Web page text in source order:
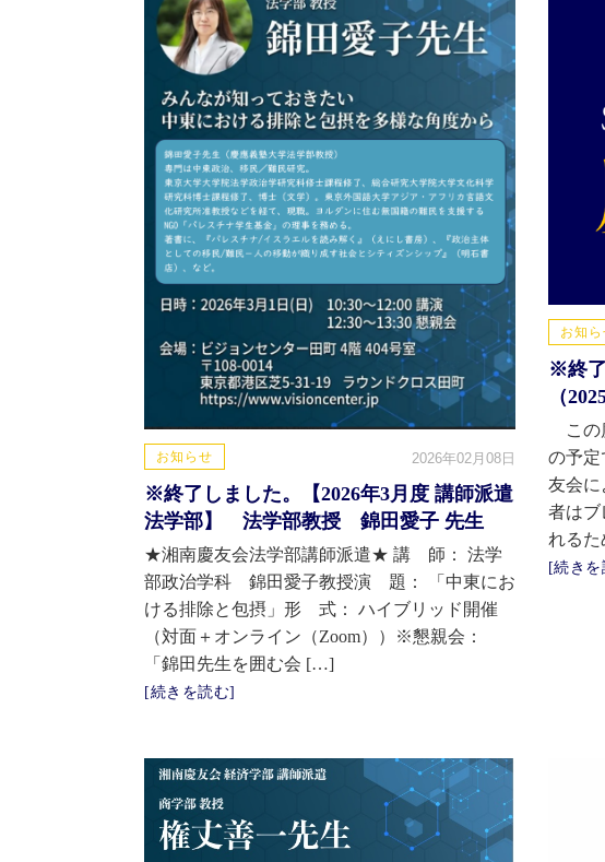
お知らせ 2026年02月08日
※終了しました。【2026年3月度 講師派遣
法学部】 法学部教授 錦田愛子 先生
★湘南慶友会法学部講師派遣★ 講 師： 法学
部政治学科 錦田愛子教授演 題： 「中東にお
ける排除と包摂」形 式： ハイブリッド開催
（対面＋オンライン（Zoom））※懇親会：
「錦田先生を囲む会 […]
[続きを読む]
お知ら
※終
（
この
の予定
友会に
者はブ
れる
[続きを